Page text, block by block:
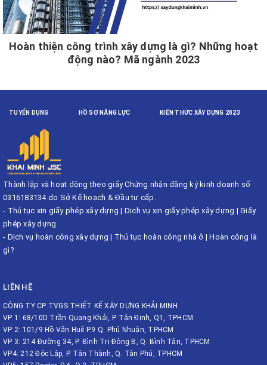
Hoàn thiện công trình xây dựng là gì? Những hoạt
động nào? Mã ngành 2023
TUYỂN DỤNG HỒ SƠ NĂNG LỰC KIẾN THỨC XÂY DỰNG 2023
Thành lập và hoạt động theo giấy Chứng nhận đăng ký kinh doanh số
0316183134 do Sở Kế hoạch & Đầu tư cấp.
- Thủ tục xin giấy phép xây dựng | Dịch vụ xin giấy phép xây dựng | Giấy
phép xây dựng
- Dịch vụ hoàn công xây dựng | Thủ tục hoàn công nhà ở |Hoàn công là
gì?
LIÊN HỆ
CÔNG TY CP TVGS THIẾT KẾ XÂY DỰNG KHẢI MINH
VP 1: 68/10D Trần Quang Khải, P. Tân Định, Q1, TPHCM.
VP 2: 101/9 Hồ Văn Huê P.9 Q. Phú Nhuận, TPHCM
VP 3: 214 Đường 34, P. Bình Trị Đông B, Q. Bình Tân, TPHCM
VP4: 212 Độc Lập, P. Tân Thành, Q. Tân Phú, TPHCM